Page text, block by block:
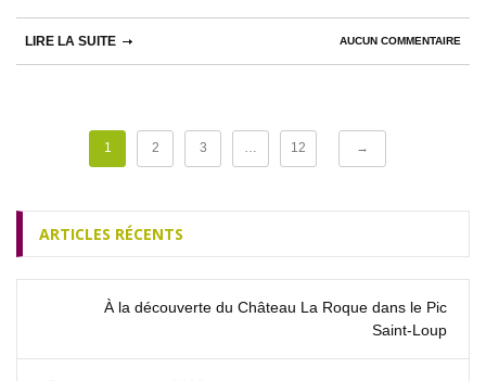
AUCUN COMMENTAIRE
LIRE LA SUITE
1 2 3 … 12 →
ARTICLES RÉCENTS
À la découverte du Château La Roque dans le Pic
Saint‑Loup